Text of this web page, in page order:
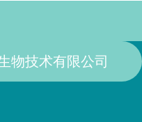
物技术有限公司